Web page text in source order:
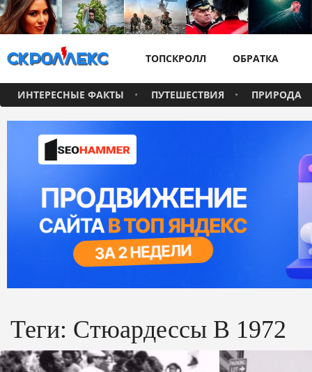
ТОПСКРОЛЛ ОБРАТКА
ИНТЕРЕСНЫЕ ФАКТЫ ПУТЕШЕСТВИЯ ПРИРОДА
Теги: Стюардессы В 1972